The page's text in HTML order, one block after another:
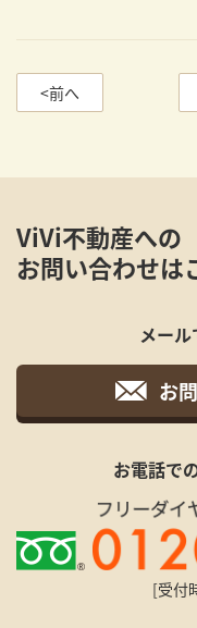
<前へ
ViVi不動産への
お問い合わせは
メー
お
お電話で
[受付